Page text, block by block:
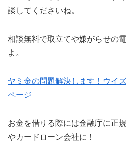
談してくださいね。
相談無料で取立てや嫌がらせの
よ。
ヤミ金の問題解決します！ウイ
ページ
お金を借りる際には金融庁に正
やカードローン会社に！